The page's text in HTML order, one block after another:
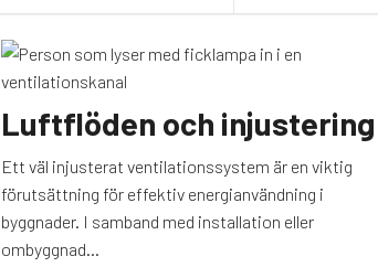
Luftflöden och injustering
Ett väl injusterat ventilationssystem är en viktig
förutsättning för effektiv energianvändning i
byggnader. I samband med installation eller
ombyggnad...